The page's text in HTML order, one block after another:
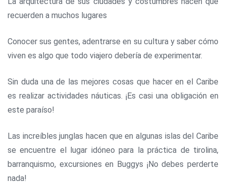
recuerden a muchos lugares
Conocer sus gentes, adentrarse en su cultura y saber cómo
viven es algo que todo viajero debería de experimentar.
Sin duda una de las mejores cosas que hacer en el Caribe
es realizar actividades náuticas. ¡Es casi una obligación en
este paraíso!
Las increíbles junglas hacen que en algunas islas del Caribe
se encuentre el lugar idóneo para la práctica de tirolina,
barranquismo, excursiones en Buggys ¡No debes perderte
nada!